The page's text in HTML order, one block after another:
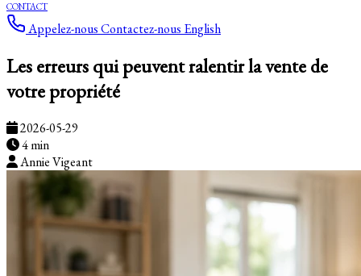
CONTACT
Appelez-nousContactez-nous English
Les erreurs qui peuvent ralentir la vente de
votre propriété
2026-05-29
4 min
Annie Vigeant